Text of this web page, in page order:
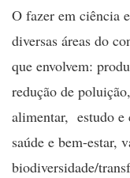
O fazer em ciência
diversas áreas do
que envolvem:
redução de
alimentar, estudo e
saúde e bem-estar,
biodiversidade/